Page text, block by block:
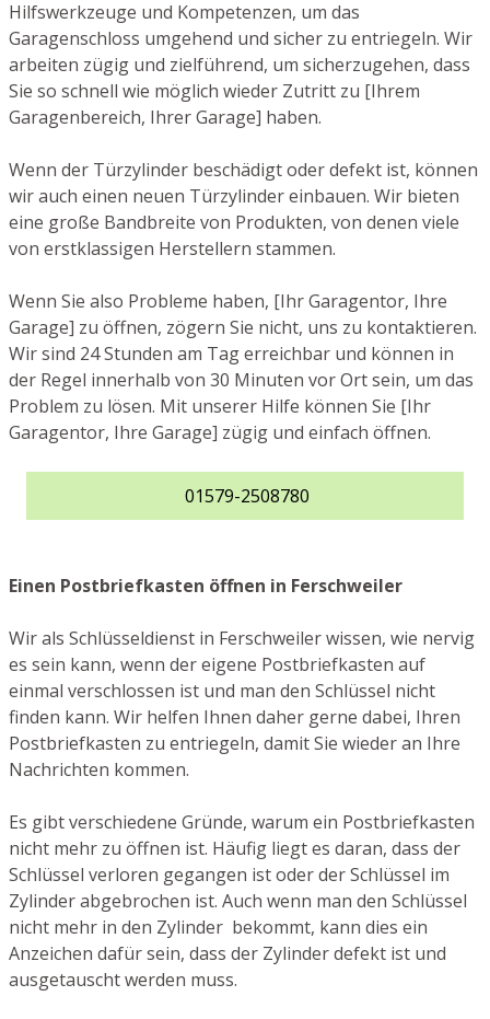
Hilfswerkzeuge und Kompetenzen, um das
Garagenschloss umgehend und sicher zu entriegeln. Wir
arbeiten zügig und zielführend, um sicherzugehen, dass
Sie so schnell wie möglich wieder Zutritt zu [Ihrem
Garagenbereich, Ihrer Garage] haben.
Wenn der Türzylinder beschädigt oder defekt ist, können
wir auch einen neuen Türzylinder einbauen. Wir bieten
eine große Bandbreite von Produkten, von denen viele
von erstklassigen Herstellern stammen.
Wenn Sie also Probleme haben, [Ihr Garagentor, Ihre
Garage] zu öffnen, zögern Sie nicht, uns zu kontaktieren.
Wir sind 24 Stunden am Tag erreichbar und können in
der Regel innerhalb von 30 Minuten vor Ort sein, um das
Problem zu lösen. Mit unserer Hilfe können Sie [Ihr
Garagentor, Ihre Garage] zügig und einfach öffnen.
01579-2508780
Einen Postbriefkasten öffnen in Ferschweiler
Wir als Schlüsseldienst in Ferschweiler wissen, wie nervig
es sein kann, wenn der eigene Postbriefkasten auf
einmal verschlossen ist und man den Schlüssel nicht
finden kann. Wir helfen Ihnen daher gerne dabei, Ihren
Postbriefkasten zu entriegeln, damit Sie wieder an Ihre
Nachrichten kommen.
Es gibt verschiedene Gründe, warum ein Postbriefkasten
nicht mehr zu öffnen ist. Häufig liegt es daran, dass der
Schlüssel verloren gegangen ist oder der Schlüssel im
Zylinder abgebrochen ist. Auch wenn man den Schlüssel
nicht mehr in den Zylinder bekommt, kann dies ein
Anzeichen dafür sein, dass der Zylinder defekt ist und
ausgetauscht werden muss.